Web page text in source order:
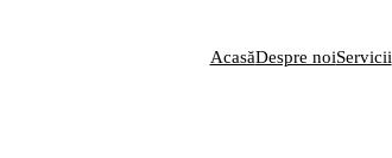
AcasăDespre noiServicii